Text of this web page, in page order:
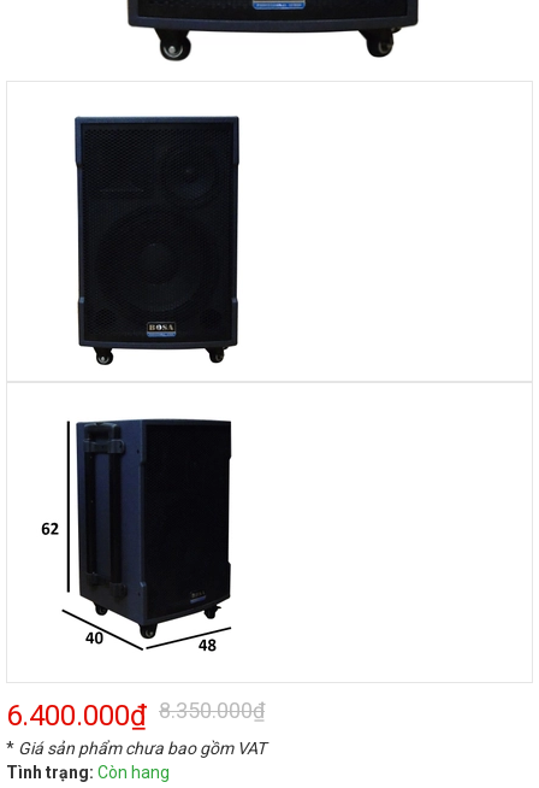
6.400.000₫ 8.350.000₫
* Giá sản phẩm chưa bao gồm VAT
Tình trạng: Còn hang